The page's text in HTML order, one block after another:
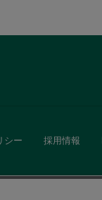
シー 採用情報